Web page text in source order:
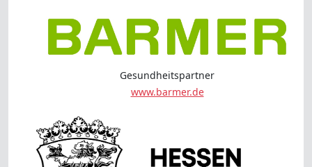
Gesundheitspartner
www.barmer.de